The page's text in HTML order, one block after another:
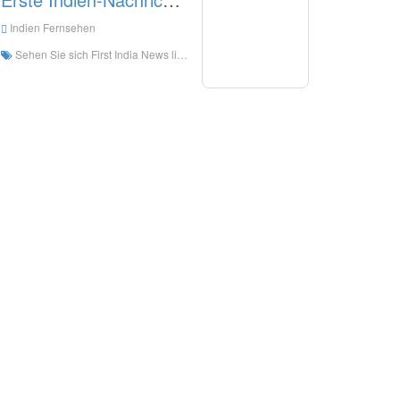
Indien Fernsehen
Sehen Sie sich First India News live online an. Erstes Indien News HD Live-Streaming, erster Indien News Sehen Sie sich Live-TV aus Indien